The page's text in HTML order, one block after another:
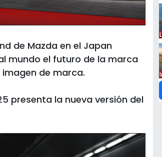
de Mazda en el Japan
mundo el futuro de la marca
de marca.
presenta la nueva versión del